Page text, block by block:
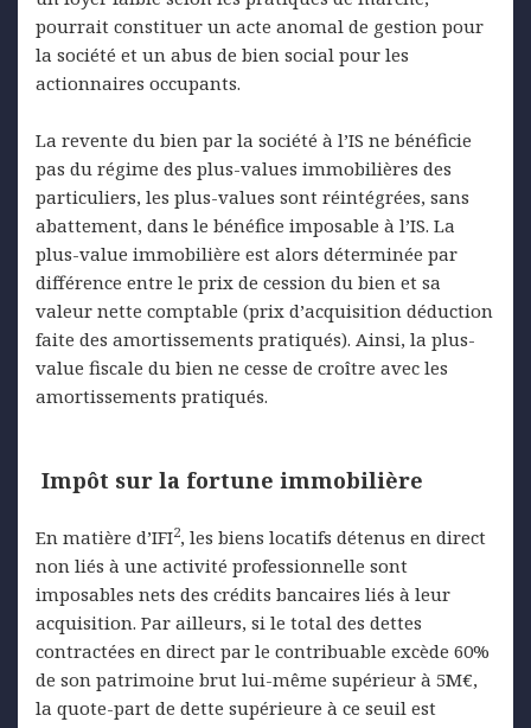
pourrait constituer un acte anomal de gestion pour
la société et un abus de bien social pour les
actionnaires occupants.
La revente du bien par la société à l’IS ne bénéficie
pas du régime des plus-values immobilières des
particuliers, les plus-values sont réintégrées, sans
abattement, dans le bénéfice imposable à l’IS. La
plus-value immobilière est alors déterminée par
différence entre le prix de cession du bien et sa
valeur nette comptable (prix d’acquisition déduction
faite des amortissements pratiqués). Ainsi, la plus-
value fiscale du bien ne cesse de croître avec les
amortissements pratiqués.
Impôt sur la fortune immobilière
En matière d’IFI2, les biens locatifs détenus en direct
non liés à une activité professionnelle sont
imposables nets des crédits bancaires liés à leur
acquisition. Par ailleurs, si le total des dettes
contractées en direct par le contribuable excède 60%
de son patrimoine brut lui-même supérieur à 5M€,
la quote-part de dette supérieure à ce seuil est